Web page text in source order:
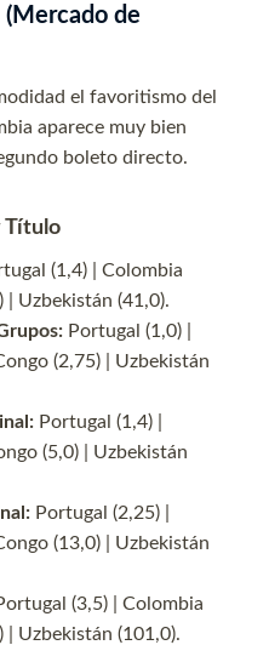
de
el favoritismo del
aparece muy bien
boleto directo.
Título
(1,4) | Colombia
| Uzbekistán (41,0).
Portugal (1,0) |
(2,75) | Uzbekistán
Portugal (1,4) |
(5,0) | Uzbekistán
Portugal (2,25) |
(13,0) | Uzbekistán
(3,5) | Colombia
| Uzbekistán (101,0).